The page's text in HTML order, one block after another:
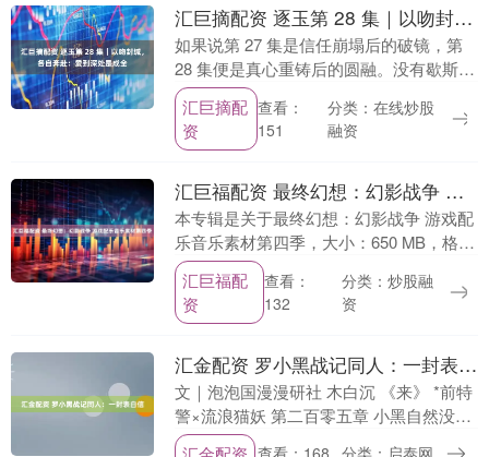
汇巨摘配资 逐玉第 28 集｜以吻封缄，各自奔赴：爱到深处是成全
如果说第 27 集是信任崩塌后的破镜，第
28 集便是真心重铸后的圆融。没有歇斯底
里的争吵，没有拖泥带水的纠缠，全集以
“离别” 为骨、“成全” 为魂，将 “独....
汇巨摘配
资
查看：
151
分类：在线炒股
融资
汇巨福配资 最终幻想：幻影战争 游戏配乐音乐素材第四季
本专辑是关于最终幻想：幻影战争 游戏配
乐音乐素材第四季，大小：650 MB，格
式：MP3/FLAC，压缩比率：320Kbps/无
损，供广大设计师学习使用。人人C....
汇巨福配
资
查看：
132
分类：炒股融
资
汇金配资 罗小黑战记同人：一封表白信
文｜泡泡国漫漫研社 木白沉 《来》 *前特
警×流浪猫妖 第二百零五章 小黑自然没有
注意到这些，无限做的很是隐蔽，校园里